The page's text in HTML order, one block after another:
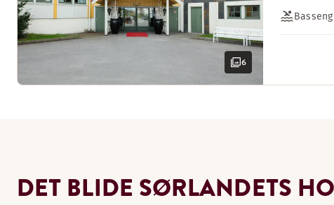
6
Basseng
DET BLIDE SØRLANDETS